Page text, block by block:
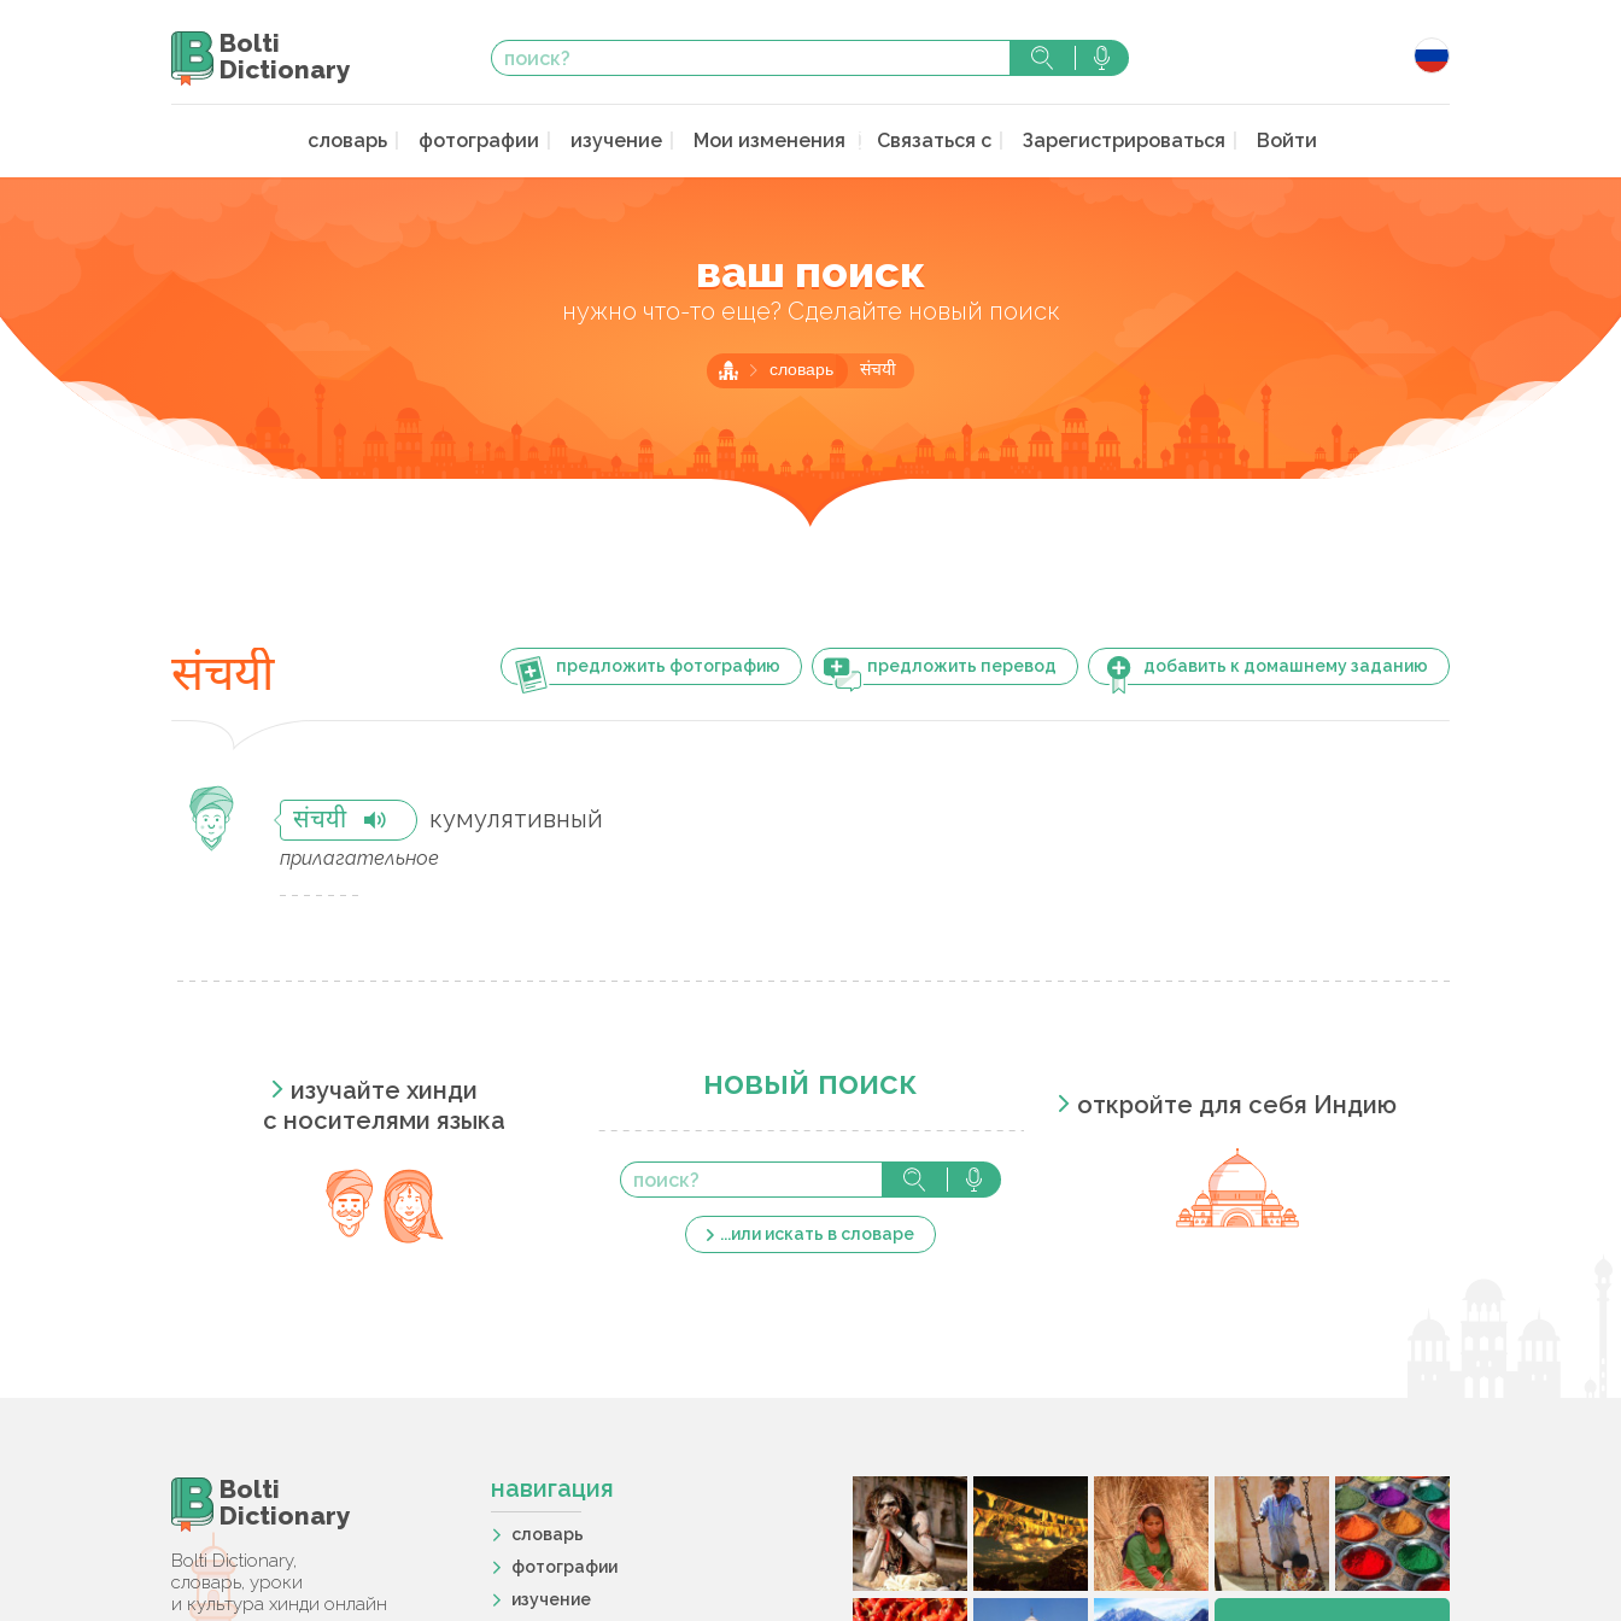
Bolti
Dictionary
словарь фотографии изучение Мои изменения Связаться с Зарегистрироваться Войти
ваш поиск
нужно что-то еще? Сделайте новый поиск
словарь संचयी
предложить фотографию предложить перевод добавить к домашнему заданию
संचयी
संचयी кумулятивный
прилагательное
изучайте хинди
с носителями языка
новый поиск
...или искать в словаре
откройте для себя Индию
Bolti
Dictionary
Bolti Dictionary,
словарь, уроки
и культура хинди онлайн
навигация
словарь
фотографии
изучение